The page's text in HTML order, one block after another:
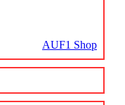
AUF1 Shop